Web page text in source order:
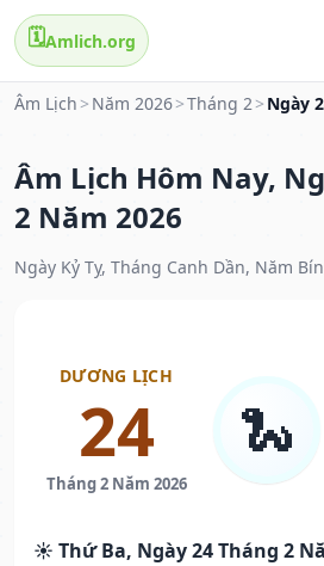
🗓️Amlich.org
Âm Lịch > Năm 2026>Tháng 2> Ngày
Âm Lịch Hôm Nay,
2 Năm 2026
Ngày Kỷ Tỵ, Tháng Canh Dần, Năm
DƯƠNG LỊCH
24
Tháng 2 Năm 2026
🐍
☀️ Thứ Ba, Ngày 24 Tháng 2